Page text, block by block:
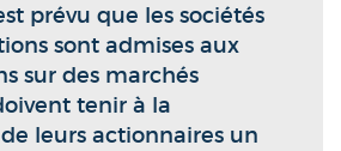
prévu que les sociétés
sont admises aux
sur des marchés
tenir à la
leurs actionnaires un